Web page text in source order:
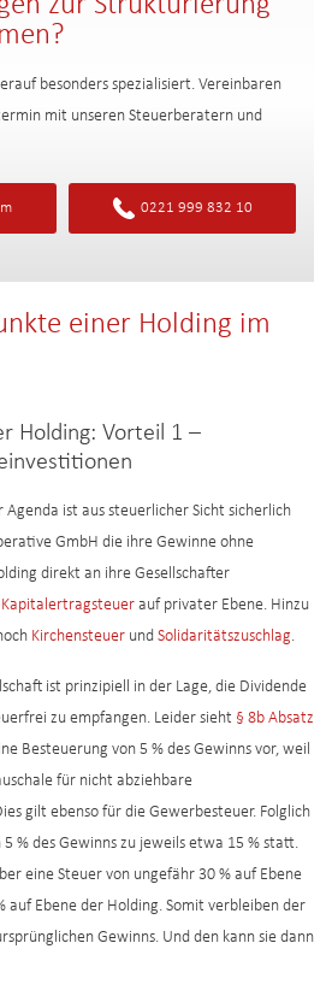
besonders spezialisiert. Vereinbaren
mit unseren Steuerberatern und
0221 999 832 10
einer Holding im
Holding: Vorteil 1 –
ist aus steuerlicher Sicht sicherlich
GmbH die ihre Gewinne ohne
direkt an ihre Gesellschafter
Kapitalertragsteuer auf privater Ebene. Hinzu
Kirchensteuer und Solidaritätszuschlag.
ist prinzipiell in der Lage, die Dividende
zu empfangen. Leider sieht § 8b Absatz
Besteuerung von 5 % des Gewinns vor, weil
für nicht abziehbare
gilt ebenso für die Gewerbesteuer. Folglich
% des Gewinns zu jeweils etwa 15 % statt.
eine Steuer von ungefähr 30 % auf Ebene
auf Ebene der Holding. Somit verbleiben der
Gewinns. Und den kann sie dann